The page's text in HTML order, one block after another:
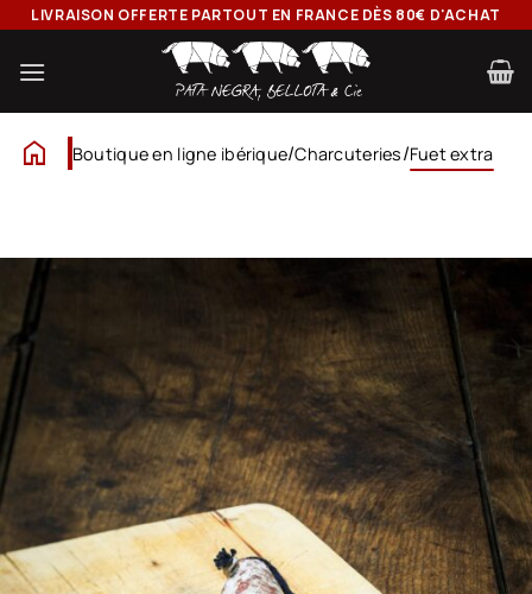
Passer
contenu
LIVRAISON OFFERTE PARTOUT EN FRANCE DÈS 80€ D'ACHAT
home Boutique en ligne ibérique/Charcuteries/Fuet extra